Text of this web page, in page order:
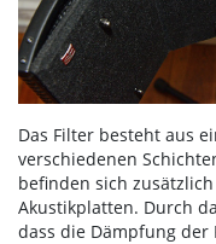
Das Filter besteht aus
verschiedenen
befinden sich
Akustikplatten. Durch
dass die Dämpfung